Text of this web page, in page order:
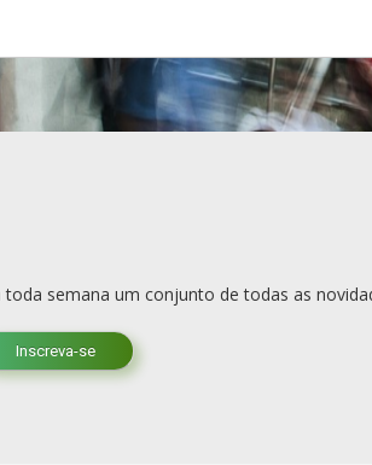
semana um conjunto de todas as
Inscreva-se